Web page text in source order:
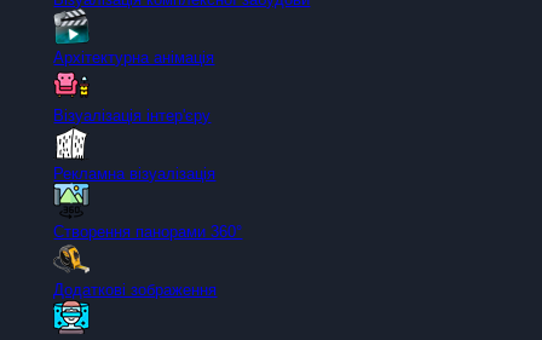
Архітектурна анімація
Візуалізація інтер'єру
Рекламна візуалізація
Створення панорами 360°
Додаткові зображення